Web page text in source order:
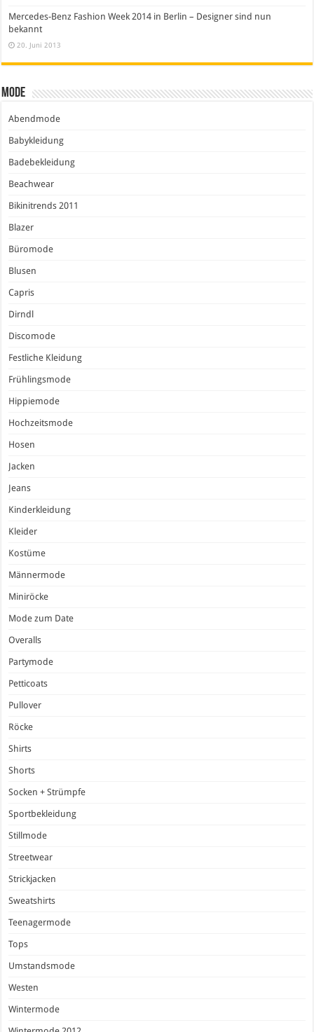
Mercedes-Benz Fashion Week 2014 in Berlin – Designer sind nun
bekannt
20. Juni 2013
Mode
Abendmode
Babykleidung
Badebekleidung
Beachwear
Bikinitrends 2011
Blazer
Büromode
Blusen
Capris
Dirndl
Discomode
Festliche Kleidung
Frühlingsmode
Hippiemode
Hochzeitsmode
Hosen
Jacken
Jeans
Kinderkleidung
Kleider
Kostüme
Männermode
Miniröcke
Mode zum Date
Overalls
Partymode
Petticoats
Pullover
Röcke
Shirts
Shorts
Socken + Strümpfe
Sportbekleidung
Stillmode
Streetwear
Strickjacken
Sweatshirts
Teenagermode
Tops
Umstandsmode
Westen
Wintermode